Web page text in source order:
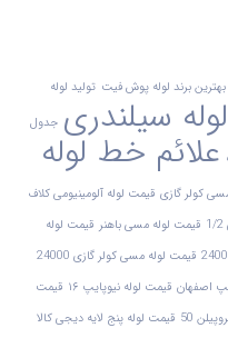
بهترین برند لوله پوش فیت تولید لوله
سیلندری جدول
علائم خط لوله
قیمت لوله آلومینیومی کلاف
قیمت لوله مسی باهنر قیمت لوله
قیمت لوله مسی کولر گازی 24000
اصفهان قیمت لوله نیوپایپ ۱۶
قیمت
50
قیمت لوله پنج لایه دیجی کالا